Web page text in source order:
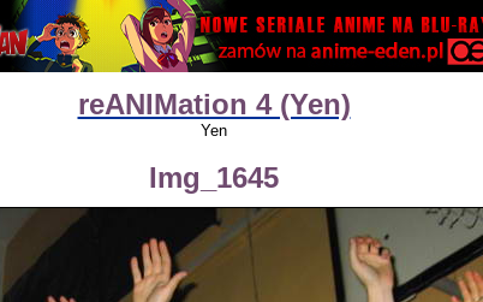
reANIMation 4 (Yen)
Yen
Img_1645